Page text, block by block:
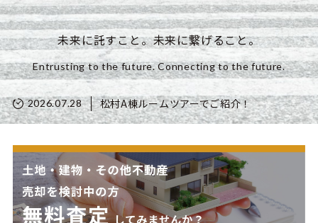
未来に託すこと。未来に繋げること。
Entrusting to the future. Connecting to the future.
2026.07.28 松村A棟ルームツアーでご紹介！